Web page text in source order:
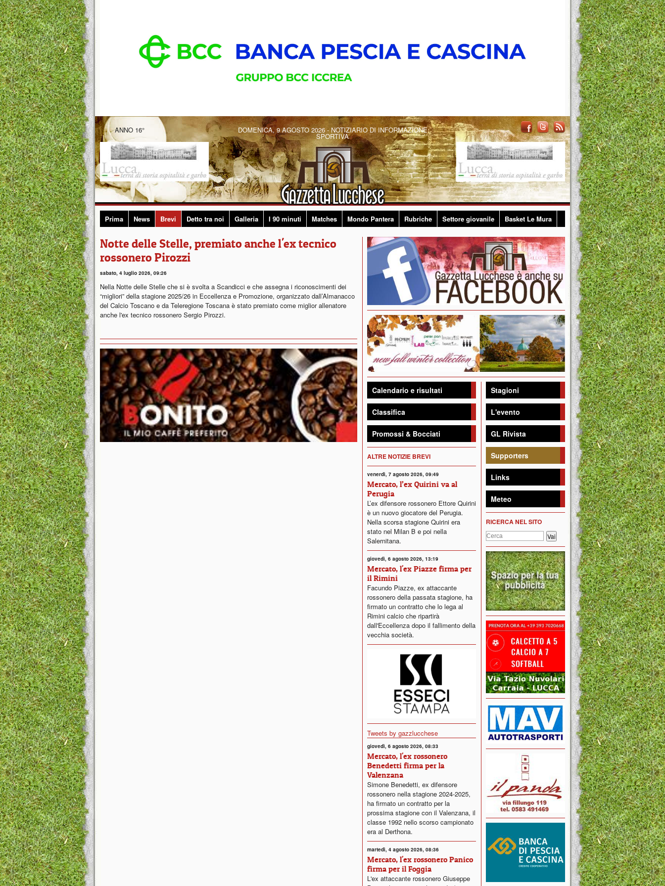
ANNO 16° DOMENICA, 9 AGOSTO 2026 - NOTIZIARIO DI INFORMAZIONE
SPORTIVA
Prima News Brevi Detto tra noi Galleria I 90 minuti Matches Mondo Pantera Rubriche Settore giovanile Basket Le Mura
Notte delle Stelle, premiato anche l'ex tecnico
rossonero Pirozzi
sabato, 4 luglio 2026, 09:26
Nella Notte delle Stelle che si è svolta a Scandicci e che assegna i riconoscimenti dei
“migliori” della stagione 2025/26 in Eccellenza e Promozione, organizzato dall’Almanacco
del Calcio Toscano e da Teleregione Toscana è stato premiato come miglior allenatore
anche l'ex tecnico rossonero Sergio Pirozzi.
Calendario e risultati
Classifica
Promossi & Bocciati
ALTRE NOTIZIE BREVI
venerdì, 7 agosto 2026, 09:49
Mercato, l’ex Quirini va al
Perugia
L’ex difensore rossonero Ettore Quirini
è un nuovo giocatore del Perugia.
Nella scorsa stagione Quirini era
stato nel Milan B e poi nella
Salernitana.
giovedì, 6 agosto 2026, 13:19
Mercato, l'ex Piazze firma per
il Rimini
Facundo Piazze, ex attaccante
rossonero della passata stagione, ha
firmato un contratto che lo lega al
Rimini calcio che ripartirà
dall'Eccellenza dopo il fallimento della
vecchia società.
Tweets by gazzlucchese
giovedì, 6 agosto 2026, 08:33
Mercato, l'ex rossonero
Benedetti firma per la
Valenzana
Simone Benedetti, ex difensore
rossonero nella stagione 2024-2025,
ha firmato un contratto per la
prossima stagione con il Valenzana, il
classe 1992 nello scorso campionato
era al Derthona.
martedì, 4 agosto 2026, 08:36
Mercato, l'ex rossonero Panico
firma per il Foggia
L'ex attaccante rossonero Giuseppe
Stagioni
L'evento
GL Rivista
Supporters
Links
Meteo
RICERCA NEL SITO